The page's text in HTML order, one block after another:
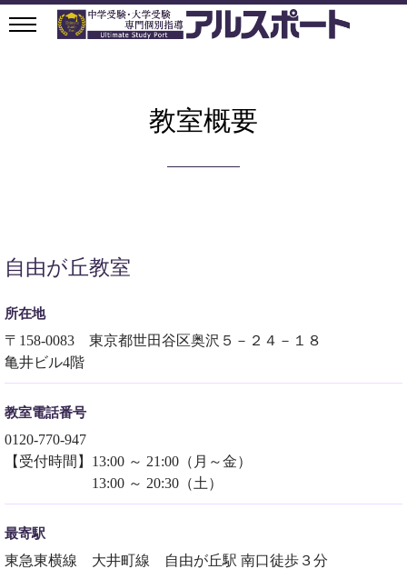
教室概要
自由が丘教室
所在地
〒158-0083 東京都世田谷区奥沢５－２４－１８
亀井ビル4階
教室電話番号
0120-770-947
【受付時間】13:00 ～ 21:00（月～金）
13:00 ～ 20:30（土）
最寄駅
東急東横線 大井町線 自由が丘駅 南口徒歩３分